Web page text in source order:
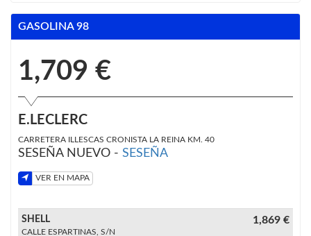
GASOLINA 98
1,709 €
E.LECLERC
CARRETERA ILLESCAS CRONISTA LA REINA KM. 40
SESEÑA NUEVO - SESEÑA
VER EN MAPA
SHELL
CALLE ESPARTINAS, S/N
1,869 €